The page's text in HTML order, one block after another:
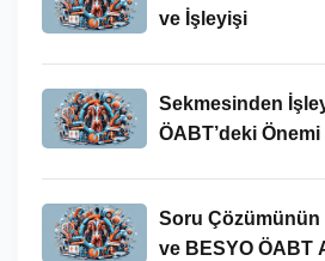
ve İşleyişi
Sekmesinden
ÖABT’deki Önemi
Soru Çözümünün
ve BESYO ÖABT